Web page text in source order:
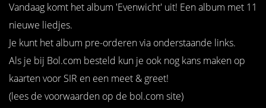
Vandaag komt het album 'Evenwicht' uit! Een album met 11
nieuwe liedjes.
Je kunt het album pre-orderen via onderstaande links.
Als je bij Bol.com besteld kun je ook nog kans maken op
kaarten voor SIR en een meet & greet!
(lees de voorwaarden op de bol.com site)